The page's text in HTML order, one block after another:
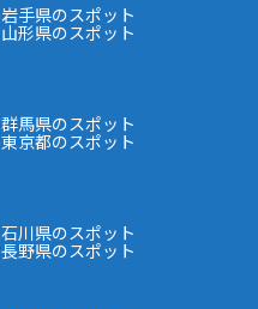
岩手県のスポット
山形県のスポット
群馬県のスポット
東京都のスポット
石川県のスポット
長野県のスポット